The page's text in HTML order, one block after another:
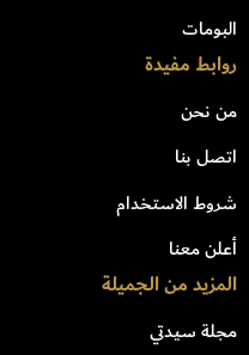
البومات
روابط مفيدة
من نحن
اتصل بنا
شروط الاستخدام
أعلن معنا
المزيد من الجميلة
مجلة سيدتي